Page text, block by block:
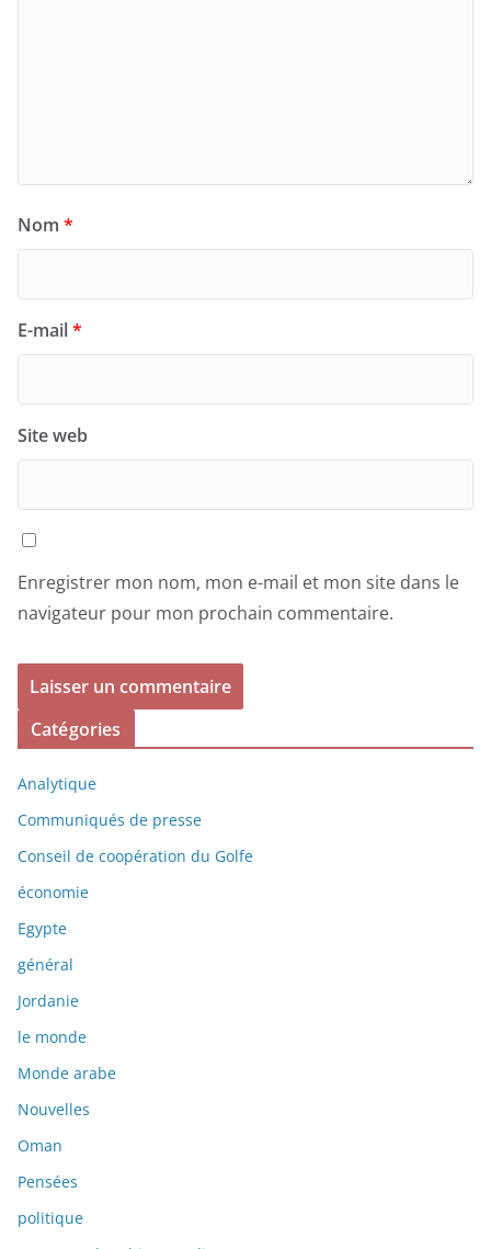
Nom *
E-mail*
Site web
Enregistrer mon nom, mon e-mail et mon site dans le
navigateur pour mon prochain commentaire.
Catégories
Analytique
Communiqués de presse
Conseil de coopération du Golfe
économie
Egypte
général
Jordanie
le monde
Monde arabe
Nouvelles
Oman
Pensées
politique